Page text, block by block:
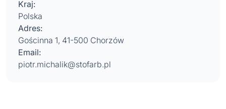
Kraj:
Polska
Adres:
Gościnna 1, 41-500 Chorzów
Email:
piotr.michalik@stofarb.pl